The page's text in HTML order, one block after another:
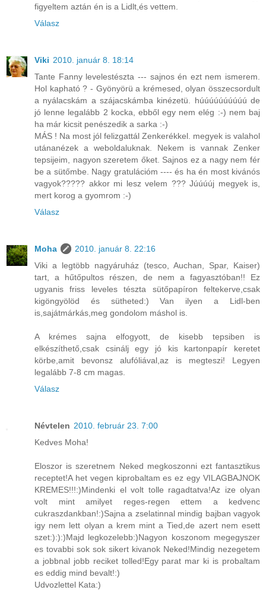
figyeltem aztán én is a Lidlt,és vettem.
Válasz
Viki 2010. január 8. 18:14
Tante Fanny levelestészta --- sajnos én ezt nem ismerem.
Hol kapható ? - Gyönyörü a krémesed, olyan összecsordult
a nyálacskám a szájacskámba kinézetü. húúúúúúúúúú de
jó lenne legalább 2 kocka, ebből egy nem elég :-) nem baj
ha már kicsit penészedik a sarka :-)
MÁS ! Na most jól felizgattál Zenkerékkel. megyek is valahol
utánanézek a weboldaluknak. Nekem is vannak Zenker
tepsijeim, nagyon szeretem őket. Sajnos ez a nagy nem fér
be a sütőmbe. Nagy gratulációm ---- és ha én most kivánós
vagyok????? akkor mi lesz velem ??? Júúúúj megyek is,
mert korog a gyomrom :-)
Válasz
Moha
2010. január 8. 22:16
Viki a legtöbb nagyáruház (tesco, Auchan, Spar, Kaiser)
tart, a hűtőpultos részen, de nem a fagyasztóban!! Ez
ugyanis friss leveles tészta sütőpapíron feltekerve,csak
kigöngyölöd és sütheted:) Van ilyen a Lidl-ben
is,sajátmárkás,meg gondolom máshol is.
A krémes sajna elfogyott, de kisebb tepsiben is
elkészíthető,csak csinálj egy jó kis kartonpapír keretet
körbe,amit bevonsz alufóliával,az is megteszi! Legyen
legalább 7-8 cm magas.
Válasz
Névtelen 2010. február 23. 7:00
Kedves Moha!
Eloszor is szeretnem Neked megkoszonni ezt fantasztikus
receptet!A het vegen kiprobaltam es ez egy VILAGBAJNOK
KREMES!!!:)Mindenki el volt tolle ragadtatva!Az ize olyan
volt mint amilyet reges-regen ettem a kedvenc
cukraszdankban!:)Sajna a zselatinnal mindig bajban vagyok
igy nem lett olyan a krem mint a Tied,de azert nem esett
szet:):):)Majd legkozelebb:)Nagyon koszonom megegyszer
es tovabbi sok sok sikert kivanok Neked!Mindig nezegetem
a jobbnal jobb reciket tolled!Egy parat mar ki is probaltam
es eddig mind bevalt!:)
Udvozlettel Kata:)